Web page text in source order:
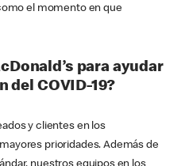
el momento en que
para ayudar
del COVID-19?
y clientes en los
prioridades. Además de